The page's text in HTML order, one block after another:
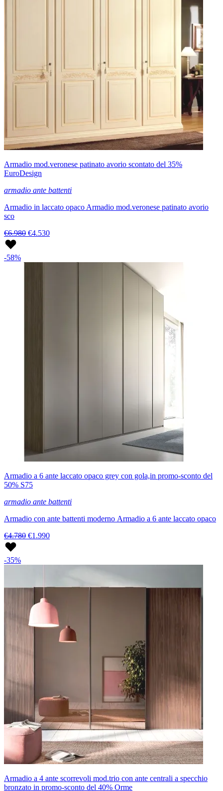
Armadio mod.veronese patinato avorio scontato del 35%
EuroDesign
armadio ante battenti
Armadio in laccato opaco Armadio mod.veronese patinato avorio
sco
€6.980 €4.530
-58%
Armadio a 6 ante laccato opaco grey con gola,in promo-sconto del
50% S75
armadio ante battenti
Armadio con ante battenti moderno Armadio a 6 ante laccato opaco
€4.780 €1.990
-35%
Armadio a 4 ante scorrevoli mod.trio con ante centrali a specchio
bronzato in promo-sconto del 40% Orme